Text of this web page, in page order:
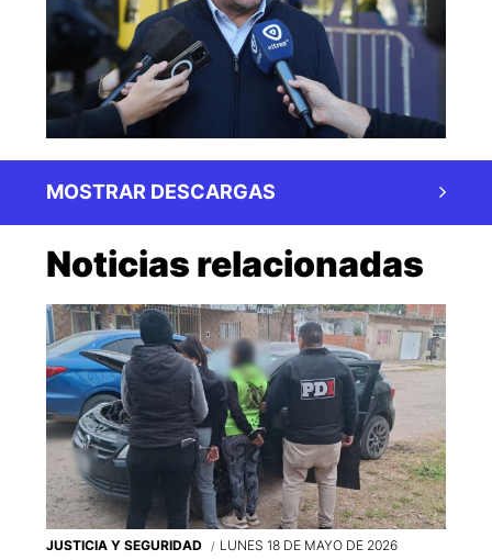
MOSTRAR DESCARGAS
Noticias relacionadas
JUSTICIA Y SEGURIDAD LUNES 18 DE MAYO DE 2026